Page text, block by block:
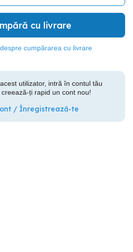
cu livrare
cumpărarea cu livrare
utilizator, intră în contul tău
ți rapid un cont nou!
/ Înregistrează-te